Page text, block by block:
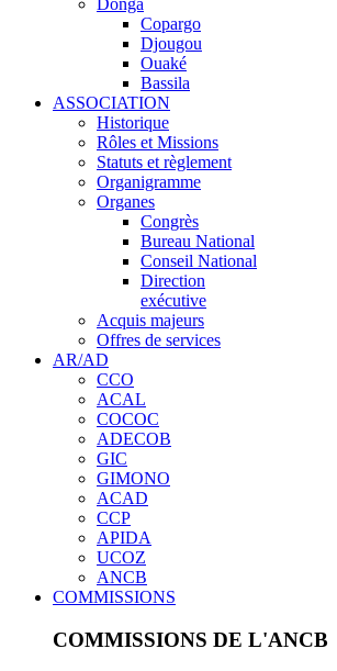
Donga
Copargo
Djougou
Ouaké
Bassila
ASSOCIATION
Historique
Rôles et Missions
Statuts et règlement
Organigramme
Organes
Congrès
Bureau National
Conseil National
Direction
exécutive
Acquis majeurs
Offres de services
AR/AD
CCO
ACAL
COCOC
ADECOB
GIC
GIMONO
ACAD
CCP
APIDA
UCOZ
ANCB
COMMISSIONS
COMMISSIONS DE L'ANCB